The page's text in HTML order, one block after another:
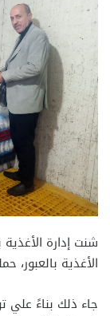
شنت إدارة
الأغذية بالعبور،
جاء ذلك بناءً علي